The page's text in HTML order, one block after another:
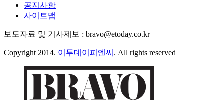
공지사항
사이트맵
보도자료 및 기사제보 : bravo@etoday.co.kr
Copyright 2014. 이투데이피엔씨 . All rights reserved